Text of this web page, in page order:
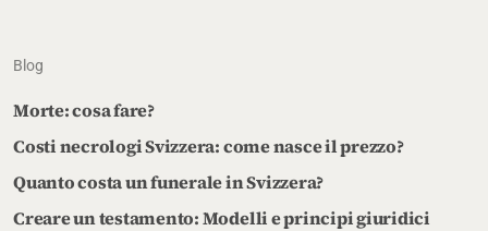
Blog
Morte: cosa fare?
Costi necrologi Svizzera: come nasce il prezzo?
Quanto costa un funerale in Svizzera?
Creare un testamento: Modelli e principi giuridici